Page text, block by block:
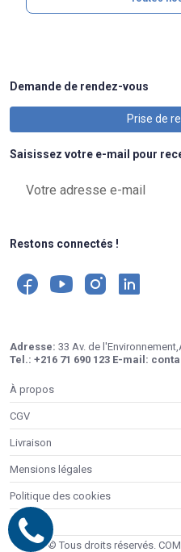
Demande de rendez-vous
Prise de
Saisissez votre e-mail pour
Restons connectés !
Adresse: 33 Av. de
Tel.: +216 71 690 123 E-mail:
À propos
CGV
Livraison
Mensions légales
Politique des cookies
Contacts
© Tous droits réservés.